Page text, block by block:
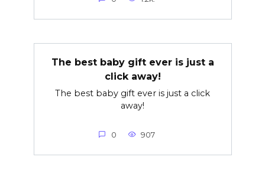
The best baby gift ever is just a
click away!
The best baby gift ever is just a click
away!
0 907